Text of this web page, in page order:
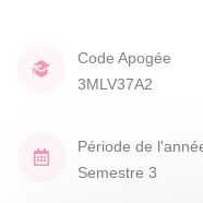
Code Apogée
3MLV37A2
Période de
Semestre 3